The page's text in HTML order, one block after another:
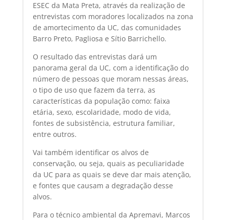
ESEC da Mata Preta, através da realização de
entrevistas com moradores localizados na zona
de amortecimento da UC, das comunidades
Barro Preto, Pagliosa e Sítio Barrichello.
O resultado das entrevistas dará um
panorama geral da UC, com a identificação do
número de pessoas que moram nessas áreas,
o tipo de uso que fazem da terra, as
características da população como: faixa
etária, sexo, escolaridade, modo de vida,
fontes de subsistência, estrutura familiar,
entre outros.
Vai também identificar os alvos de
conservação, ou seja, quais as peculiaridade
da UC para as quais se deve dar mais atenção,
e fontes que causam a degradação desse
alvos.
Para o técnico ambiental da Apremavi, Marcos